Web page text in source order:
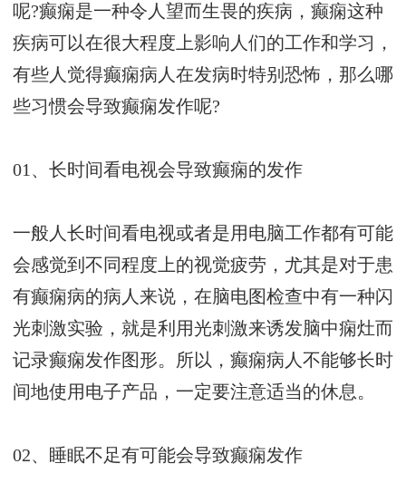
呢?癫痫是一种令人望而生畏的疾病，癫痫这种
疾病可以在很大程度上影响人们的工作和学习，
有些人觉得癫痫病人在发病时特别恐怖，那么哪
些习惯会导致癫痫发作呢?
01、长时间看电视会导致癫痫的发作
一般人长时间看电视或者是用电脑工作都有可能
会感觉到不同程度上的视觉疲劳，尤其是对于患
有癫痫病的病人来说，在脑电图检查中有一种闪
光刺激实验，就是利用光刺激来诱发脑中痫灶而
记录癫痫发作图形。所以，癫痫病人不能够长时
间地使用电子产品，一定要注意适当的休息。
02、睡眠不足有可能会导致癫痫发作